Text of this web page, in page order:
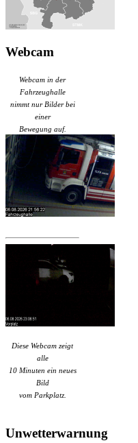
Webcam
Webcam in der
Fahrzeughalle
nimmt nur Bilder bei
einer
Bewegung auf.
Diese Webcam zeigt
alle
10 Minuten ein neues
Bild
vom Parkplatz.
Unwetterwarnung